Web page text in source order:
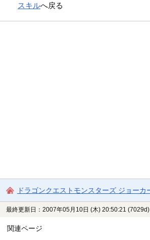
スキルへ戻る
ドラゴンクエストモンスターズ ジョー
最終更新日：2007年05月10日 (木) 20:50:21 (7029d)
関連ページ